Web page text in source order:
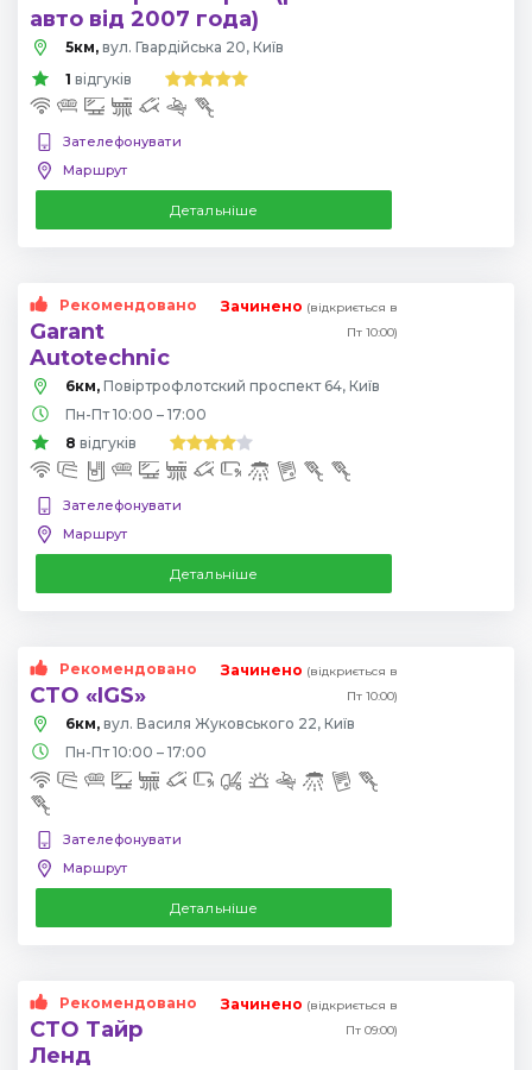
авто від 2007 года)
5км, вул. Гвардійська 20, Київ
1 відгуків
Зателефонувати
Маршрут
Детальніше
Рекомендовано
Garant
Autotechnic
Зачинено (відкриється в
Пт 10:00)
6км,
Повіртрофлотский проспект 64, Київ
Пн-Пт 10:00 – 17:00
8 відгуків
Зателефонувати
Маршрут
Детальніше
Рекомендовано
СТО «IGS»
Зачинено (відкриється в
Пт 10:00)
6км, вул. Василя Жуковського 22, Київ
Пн-Пт 10:00 – 17:00
Зателефонувати
Маршрут
Детальніше
Рекомендовано
СТО Тайр
Ленд
Зачинено (відкриється в
Пт 09:00)